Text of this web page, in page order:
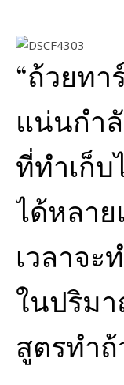
“ถ้วยทา
แน่นกำ
ที่ทำเก็
ได้หลา
เวลาจ
ในปริม
สูตรทำถ้